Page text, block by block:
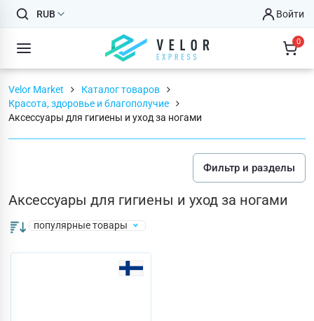
RUB Войти
0
Velor Market
Каталог товаров
Красота, здоровье и благополучие
Аксессуары для гигиены и уход за ногами
Фильтр и разделы
Аксессуары для гигиены и уход за ногами
популярные товары